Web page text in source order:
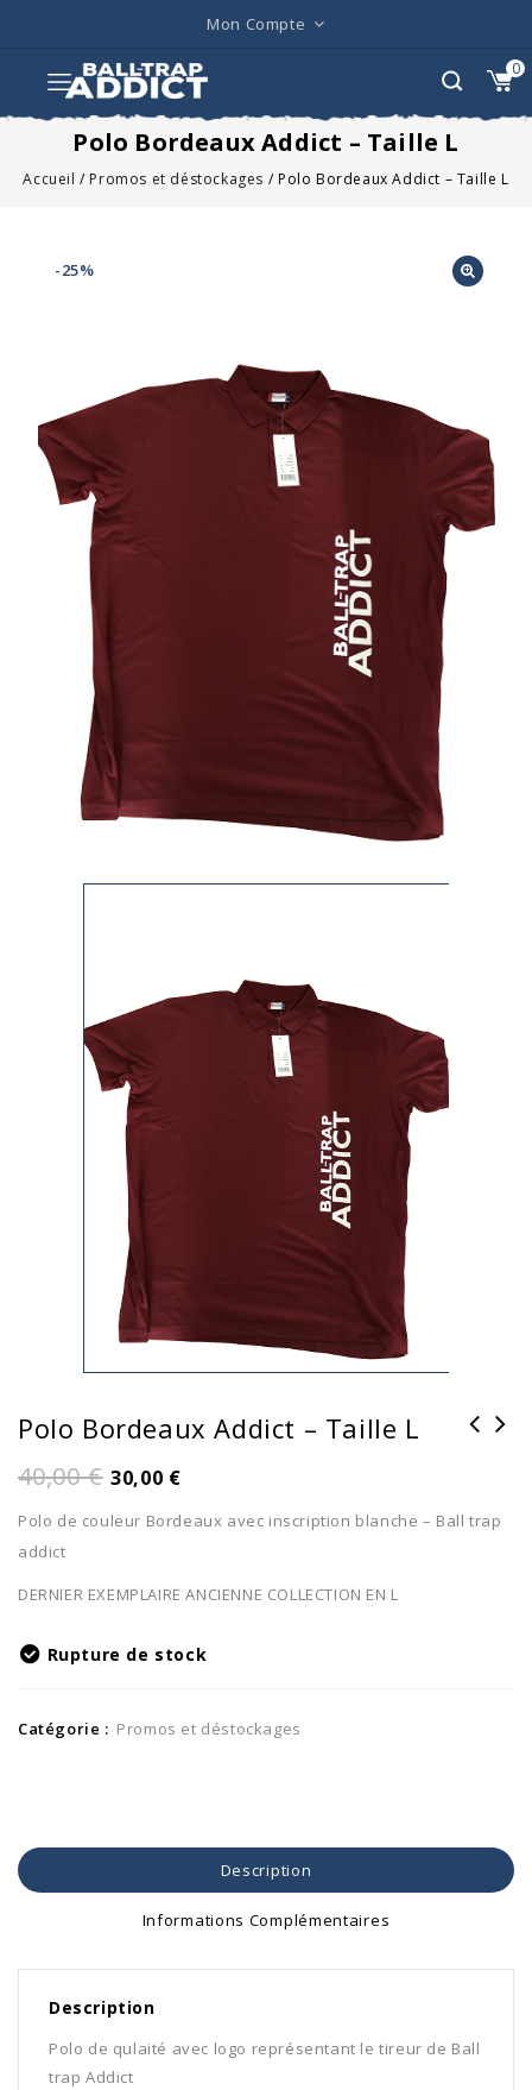
Mon Compte
0
Polo Bordeaux Addict – Taille L
Accueil / Promos et déstockages / Polo Bordeaux Addict – Taille L
-25%
Polo Bordeaux Addict – Taille L
40,00€ 30,00 €
Polo de couleur Bordeaux avec inscription blanche – Ball trap
addict
DERNIER EXEMPLAIRE ANCIENNE COLLECTION EN L
Rupture de stock
Catégorie : Promos et déstockages
Description
Informations Complémentaires
Description
Polo de qulaité avec logo représentant le tireur de Ball
trap Addict